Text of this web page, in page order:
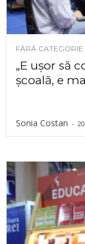
FĂRĂ CATEGORIE
„E ușor să
școală, e
Sonia Costan -